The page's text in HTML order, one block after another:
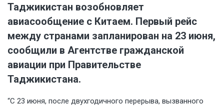
Таджикистан возобновляет
авиасообщение с Китаем. Первый рейс
между странами запланирован на 23 июня,
сообщили в Агентстве гражданской
авиации при Правительстве
Таджикистана.
“С 23 июня, после двухгодичного перерыва, вызванного